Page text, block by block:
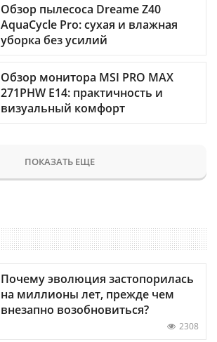
Обзор пылесоса Dreame Z40
AquaCycle Pro: сухая и влажная
уборка без усилий
Обзор монитора MSI PRO MAX
271PHW E14: практичность и
визуальный комфорт
ПОКАЗАТЬ ЕЩЕ
Почему эволюция застопорилась
на миллионы лет, прежде чем
внезапно возобновиться?
2308